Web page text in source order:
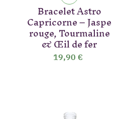
Bracelet Astro
Capricorne – Jaspe
rouge, Tourmaline
& Œil de fer
19,90 €